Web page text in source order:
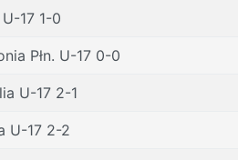
17 1-0
Płn. U-17 0-0
U-17 2-1
U-17 2-2